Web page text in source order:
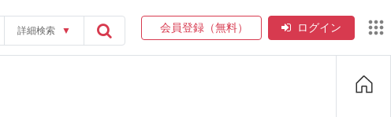
詳細検索 ▼ 会員登録（無料） ログイン